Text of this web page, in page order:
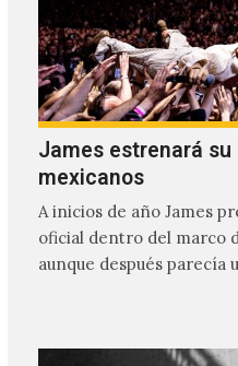
James estrenará
mexicanos
A inicios de año James
oficial dentro del marco
aunque después parecía